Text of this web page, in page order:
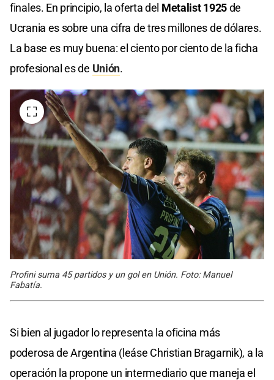
finales. En principio, la oferta del Metalist 1925de
Ucrania es sobre una cifra de tres millones de dólares.
La base es muy buena: el ciento por ciento de la ficha
profesional es de Unión.
Profini suma 45 partidos y un gol en Unión. Foto: Manuel
Fabatía.
Si bien al jugador lo representa la oficina más
poderosa de Argentina (leáse Christian Bragarnik), a la
operación la propone un intermediario que maneja el